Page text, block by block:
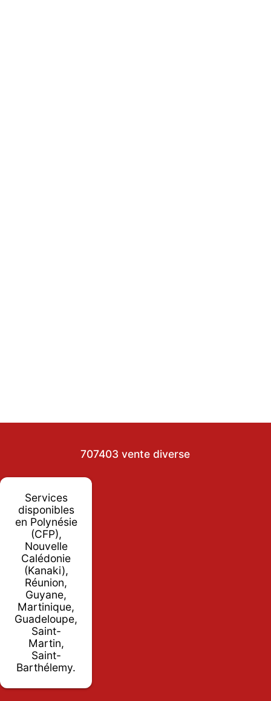
707403 vente diverse
Services
disponibles
en Polynésie
(CFP),
Nouvelle
Calédonie
(Kanaki),
Réunion,
Guyane,
Martinique,
Guadeloupe,
Saint-
Martin,
Saint-
Barthélemy.